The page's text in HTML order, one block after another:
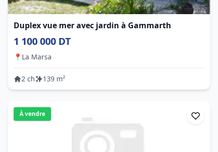
Duplex vue mer avec jardin à Gammarth
1 100 000 DT
📍 La Marsa
2 ch 139 m²
À vendre